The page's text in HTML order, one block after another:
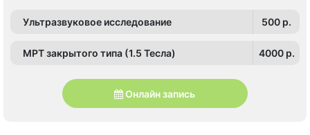
Ультразвуковое исследование 500 p.
МРТ закрытого типа (1.5 Тесла) 4000 p.
Онлайн запись